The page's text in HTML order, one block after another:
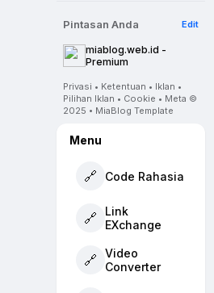
Pintasan Anda Edit
miablog.web.id -
Premium
Privasi • Ketentuan • Iklan •
Pilihan Iklan • Cookie • Meta ©
2025 • MiaBlog Template
Menu
🔗 Code Rahasia
🔗
Link
EXchange
🔗
Video
Converter